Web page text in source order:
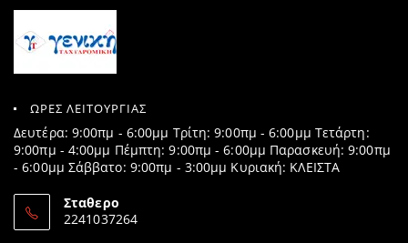
ΩΡΕΣ ΛΕΙΤΟΥΡΓΙΑΣ
Δευτέρα: 9:00πμ - 6:00μμ Τρίτη: 9:00πμ - 6:00μμ Τετάρτη:
9:00πμ - 4:00μμ Πέμπτη: 9:00πμ - 6:00μμ Παρασκευή: 9:00πμ
- 6:00μμ Σάββατο: 9:00πμ - 3:00μμ Κυριακή: ΚΛΕΙΣΤΑ
Σταθερο
2241037264